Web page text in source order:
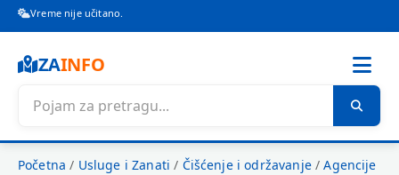
Vreme nije učitano.
ZAINFO
Početna / Usluge i Zanati / Čišćenje i održavanje/Agencije